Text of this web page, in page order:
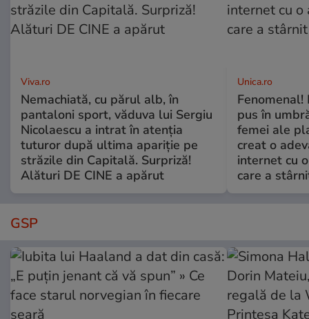
Viva.ro
Nemachiată, cu părul alb, în
pantaloni sport, văduva lui Sergiu
Nicolaescu a intrat în atenția
tuturor după ultima apariție pe
străzile din Capitală. Surpriză!
Alături DE CINE a apărut
Unica.ro
pus în
femei ale
creat o
internet cu
care a
GSP